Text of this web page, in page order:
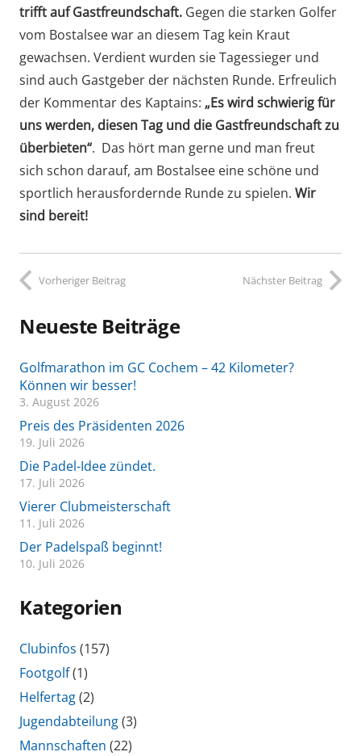
trifft auf Gastfreundschaft. Gegen die starken Golfer
vom Bostalsee war an diesem Tag kein Kraut
gewachsen. Verdient wurden sie Tagessieger und
sind auch Gastgeber der nächsten Runde. Erfreulich
der Kommentar des Kaptains: „Es wird schwierig für
uns werden, diesen Tag und die Gastfreundschaft zu
überbieten“. Das hört man gerne und man freut
sich schon darauf, am Bostalsee eine schöne und
sportlich herausfordernde Runde zu spielen. Wir
sind bereit!
Vorheriger Beitrag Nächster Beitrag
Neueste Beiträge
Golfmarathon im GC Cochem – 42 Kilometer?
Können wir besser!
3. August 2026
Preis des Präsidenten 2026
19. Juli 2026
Die Padel-Idee zündet.
17. Juli 2026
Vierer Clubmeisterschaft
11. Juli 2026
Der Padelspaß beginnt!
10. Juli 2026
Kategorien
Clubinfos (157)
Footgolf(1)
Helfertag(2)
Jugendabteilung(3)
Mannschaften (22)